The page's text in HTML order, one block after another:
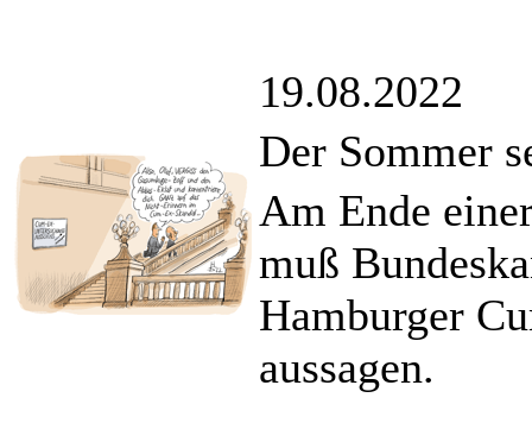
19.08.2022
Der Sommer
Am Ende
muß
Hamburger
aussagen.